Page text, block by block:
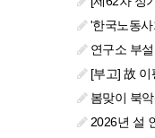
'한국노동사회연
연구소 부설 한국직장괴롭
[부고] 故 이평광님(이
봄맞이 북
2026년 설